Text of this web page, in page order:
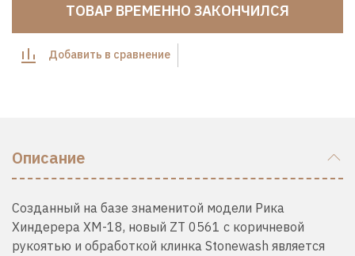
ТОВАР ВРЕМЕННО ЗАКОНЧИЛСЯ
Добавить в сравнение
Описание
Созданный на базе знаменитой модели Рика
Хиндерера XM-18, новый ZT 0561 с коричневой
рукоятью и обработкой клинка Stonewash является